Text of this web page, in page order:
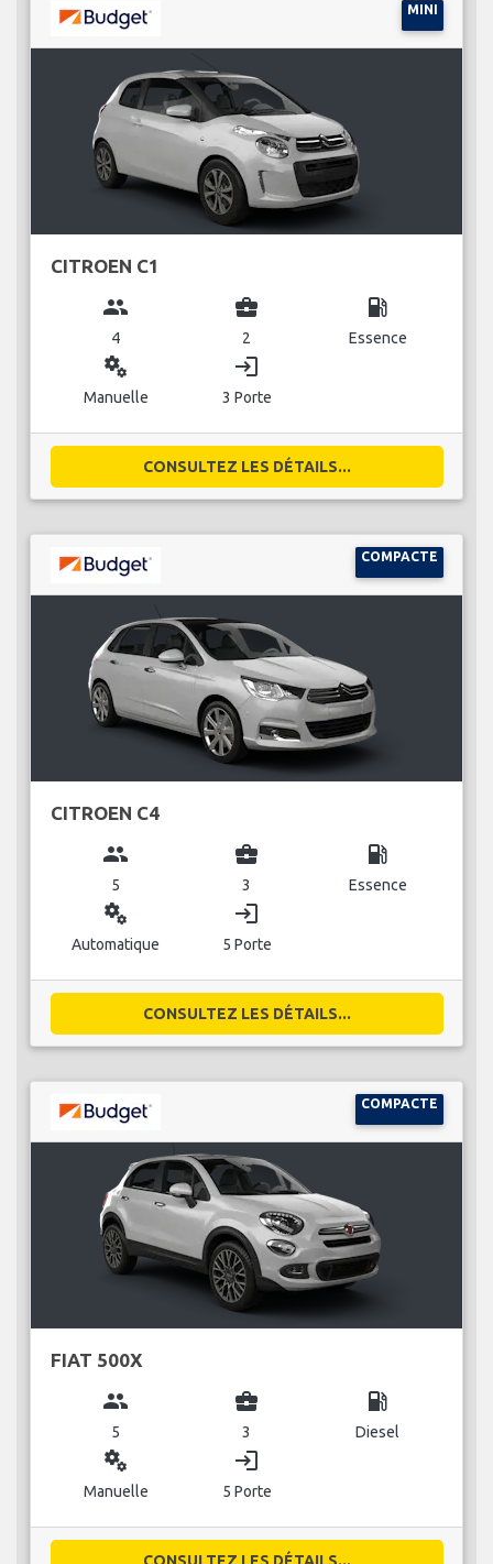
MINI
CITROEN C1
group
4
business_center
2
local_gas_station
Essence
miscellaneous_services
Manuelle
login
3 Porte
CONSULTEZ LES DÉTAILS...
COMPACTE
CITROEN C4
group
5
business_center
3
local_gas_station
Essence
miscellaneous_services
Automatique
login
5 Porte
CONSULTEZ LES DÉTAILS...
COMPACTE
FIAT 500X
group
5
business_center
3
local_gas_station
Diesel
miscellaneous_services
Manuelle
login
5 Porte
CONSULTEZ LES DÉTAILS...